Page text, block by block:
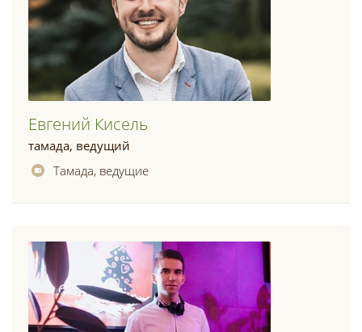
Евгений Кисель
тамада, ведущий
Тамада, ведущие